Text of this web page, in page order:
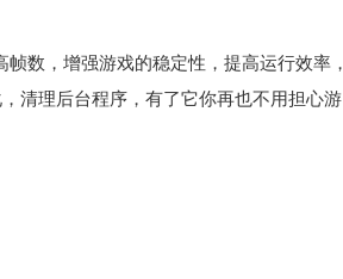
数，增强游戏的稳定性，提高运行效率，
清理后台程序，有了它你再也不用担心游